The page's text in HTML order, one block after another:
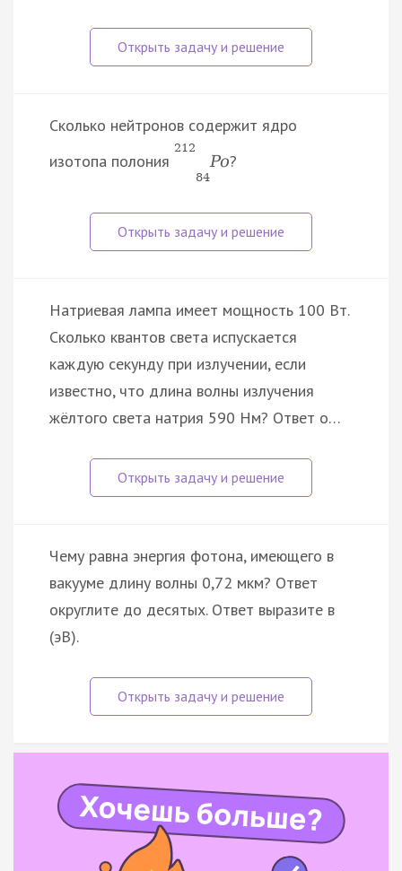
Сколько нейтронов содержит ядро
изотопа полония
212
84
Po?
Натриевая лампа имеет мощность 100 Вт.
Сколько квантов света испускается
каждую секунду при излучении, если
известно, что длина волны излучения
жёлтого света натрия 590 Нм? Ответ о…
Чему равна энергия фотона, имеющего в
вакууме длину волны 0,72 мкм? Ответ
округлите до десятых. Ответ выразите в
(эВ).